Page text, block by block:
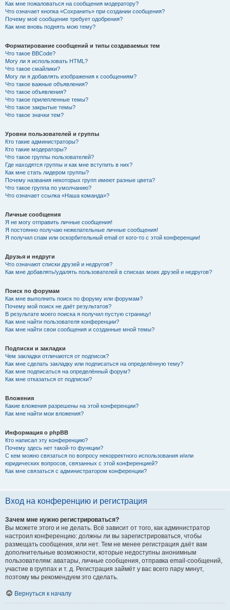
Как мне пожаловаться на сообщения модератору?
Что означает кнопка «Сохранить» при создании сообщения?
Почему моё сообщение требует одобрения?
Как мне вновь поднять мою тему?
Форматирование сообщений и типы создаваемых тем
Что такое BBCode?
Могу ли я использовать HTML?
Что такое смайлики?
Могу ли я добавлять изображения к сообщениям?
Что такое важные объявления?
Что такое объявления?
Что такое прилепленные темы?
Что такое закрытые темы?
Что такое значки тем?
Уровни пользователей и группы
Кто такие администраторы?
Кто такие модераторы?
Что такое группы пользователей?
Где находятся группы и как мне вступить в них?
Как мне стать лидером группы?
Почему названия некоторых групп имеют разные цвета?
Что такое группа по умолчанию?
Что означает ссылка «Наша команда»?
Личные сообщения
Я не могу отправить личные сообщения!
Я постоянно получаю нежелательные личные сообщения!
Я получил спам или оскорбительный email от кого-то с этой конференции!
Друзья и недруги
Что означают списки друзей и недругов?
Как мне добавлять/удалять пользователей в списках моих друзей и недругов?
Поиск по форумам
Как мне выполнить поиск по форуму или форумам?
Почему мой поиск не даёт результатов?
В результате моего поиска я получил пустую страницу!
Как мне найти пользователя конференции?
Как мне найти свои сообщения и созданные мной темы?
Подписки и закладки
Чем закладки отличаются от подписок?
Как мне сделать закладку или подписаться на определённую тему?
Как мне подписаться на определённый форум?
Как мне отказаться от подписки?
Вложения
Какие вложения разрешены на этой конференции?
Как мне найти мои вложения?
Информация о phpBB
Кто написал эту конференцию?
Почему здесь нет такой-то функции?
С кем можно связаться по вопросу некорректного использования и/или
юридических вопросов, связанных с этой конференцией?
Как мне связаться с администратором конференции?
Вход на конференцию и регистрация
Зачем мне нужно регистрироваться?
Вы можете этого и не делать. Всё зависит от того, как администратор
настроил конференцию: должны ли вы зарегистрироваться, чтобы
размещать сообщения, или нет. Тем не менее регистрация даёт вам
дополнительные возможности, которые недоступны анонимным
пользователям: аватары, личные сообщения, отправка email-сообщений,
участие в группах и т. д. Регистрация займёт у вас всего пару минут,
поэтому мы рекомендуем это сделать.
Вернуться к началу